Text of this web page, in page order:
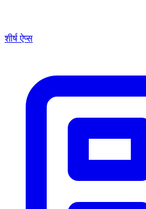
शीर्ष ऐप्स